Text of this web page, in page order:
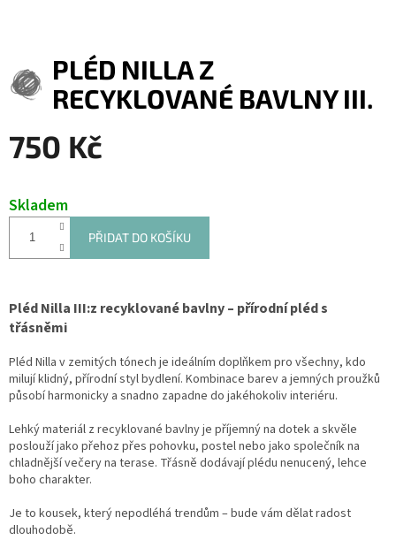
PLÉD NILLA Z
RECYKLOVANÉ BAVLNY III.
750 Kč
Skladem
PŘIDAT DO KOŠÍKU
Pléd Nilla III:z recyklované bavlny – přírodní pléd s
třásněmi
Pléd Nilla v zemitých tónech je ideálním doplňkem pro všechny, kdo
milují klidný, přírodní styl bydlení. Kombinace barev a jemných proužků
působí harmonicky a snadno zapadne do jakéhokoliv interiéru.
Lehký materiál z recyklované bavlny je příjemný na dotek a skvěle
poslouží jako přehoz přes pohovku, postel nebo jako společník na
chladnější večery na terase. Třásně dodávají plédu nenucený, lehce
boho charakter.
Je to kousek, který nepodléhá trendům – bude vám dělat radost
dlouhodobě.